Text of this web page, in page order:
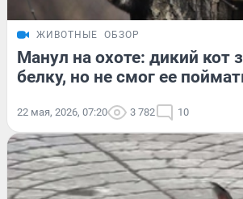
ЖИВОТНЫЕ ОБЗОР
Манул на охоте: дикий кот
белку, но не смог ее
22 мая, 2026, 07:20 3 782 10